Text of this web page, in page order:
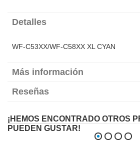
Detalles
WF-C53XX/WF-C58XX XL CYAN
Más información
Reseñas
¡HEMOS ENCONTRADO OTROS
PUEDEN GUSTAR!